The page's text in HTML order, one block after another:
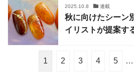
2025.10.8 連載
秋に向けたシーン
イリストが提案す
1 2 3 4 5 …